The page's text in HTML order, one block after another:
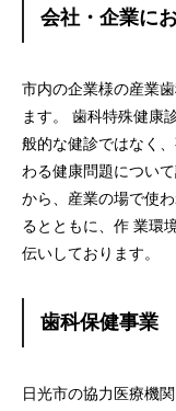
会社・企業に
市内の企業様の産業
ます。 歯科特殊健康
般的な健診ではなく
わる健康問題につい
から、産業の場で使
るとともに、作 業環
伝いしております。
歯科保健事業
日光市の協力医療機